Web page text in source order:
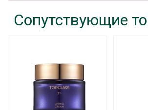
Сопутствующие